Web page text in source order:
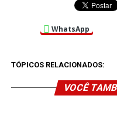
WhatsApp
TÓPICOS RELACIONADOS:
VOCÊ